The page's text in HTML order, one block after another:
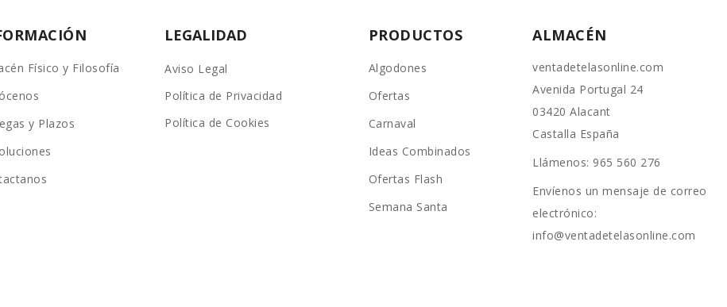
Físico y Filosofía
y Plazos
LEGALIDAD
Aviso Legal
Política de Privacidad
Política de Cookies
PRODUCTOS
Algodones
Ofertas
Carnaval
Ideas Combinados
Ofertas Flash
Semana Santa
ALMACÉN
ventadetelasonline.com
Avenida Portugal 24
03420 Alacant
Castalla España
Llámenos: 965 560 276
Envíenos un mensaje de correo
electrónico:
info@ventadetelasonline.com